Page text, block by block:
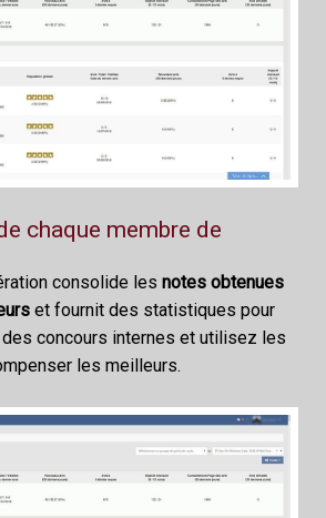
chaque membre de
consolide les notes obtenues
et fournit des statistiques pour
des concours internes et utilisez les
les meilleurs.